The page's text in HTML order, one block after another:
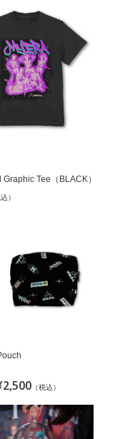
Tee（BLACK）
）
（税込）